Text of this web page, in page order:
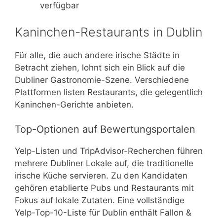
verfügbar
Kaninchen-Restaurants in Dublin
Für alle, die auch andere irische Städte in
Betracht ziehen, lohnt sich ein Blick auf die
Dubliner Gastronomie-Szene. Verschiedene
Plattformen listen Restaurants, die gelegentlich
Kaninchen-Gerichte anbieten.
Top-Optionen auf Bewertungsportalen
Yelp-Listen und TripAdvisor-Recherchen führen
mehrere Dubliner Lokale auf, die traditionelle
irische Küche servieren. Zu den Kandidaten
gehören etablierte Pubs und Restaurants mit
Fokus auf lokale Zutaten. Eine vollständige
Yelp-Top-10-Liste für Dublin enthält Fallon &